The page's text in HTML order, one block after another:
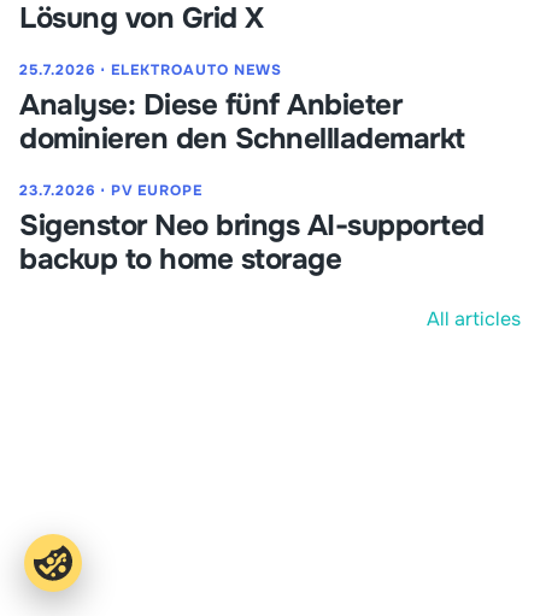
Lösung von Grid X
25.7.2026 ⋅ ELEKTROAUTO NEWS
Analyse: Diese fünf Anbieter
dominieren den Schnelllademarkt
23.7.2026 ⋅ PV EUROPE
Sigenstor Neo brings AI-supported
backup to home storage
All articles